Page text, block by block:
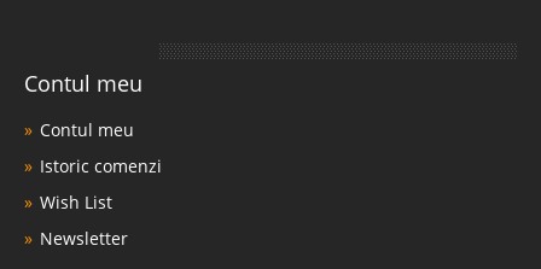
Contul meu
Contul meu
Istoric comenzi
Wish List
Newsletter